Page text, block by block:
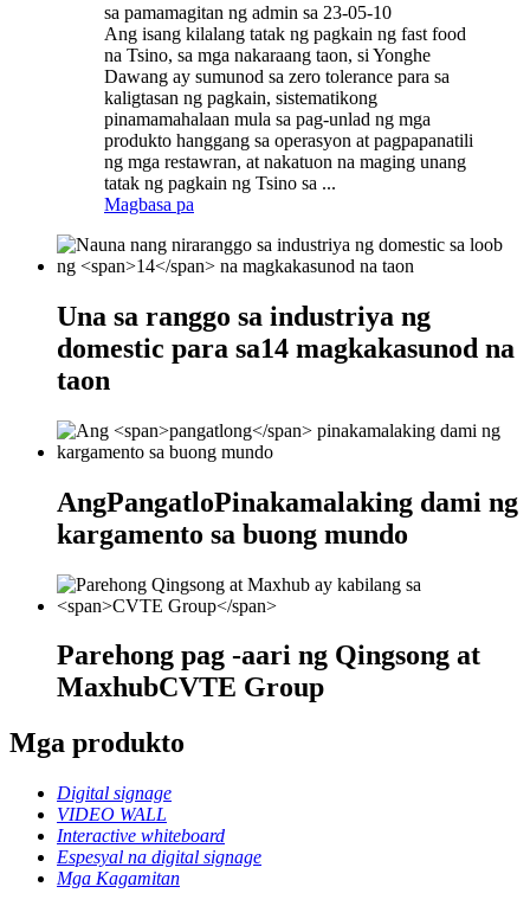
sa pamamagitan ng admin sa 23-05-10
Ang isang kilalang tatak ng pagkain ng fast food
na Tsino, sa mga nakaraang taon, si Yonghe
Dawang ay sumunod sa zero tolerance para sa
kaligtasan ng pagkain, sistematikong
pinamamahalaan mula sa pag-unlad ng mga
produkto hanggang sa operasyon at pagpapanatili
ng mga restawran, at nakatuon na maging unang
tatak ng pagkain ng Tsino sa ...
Magbasa pa
Una sa ranggo sa industriya ng
domestic para sa14 magkakasunod na
taon
AngPangatloPinakamalaking dami ng
kargamento sa buong mundo
Parehong pag -aari ng Qingsong at
MaxhubCVTE Group
Mga produkto
Digital signage
VIDEO WALL
Interactive whiteboard
Espesyal na digital signage
Mga Kagamitan